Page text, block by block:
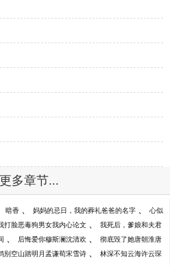
多章节...
暗香 、 妈妈的忌日，我的葬礼爸爸的名字 、 心似
打脸恶毒狗男女我内心论文 、 我死后，爹娘和夫君
、 后悔爱你穆斯澜沈清欢 、 彻底毁了她唐朝淮唐
别空山踏明月孟谦荀宋雪诗 、 林深不知云海许云琛